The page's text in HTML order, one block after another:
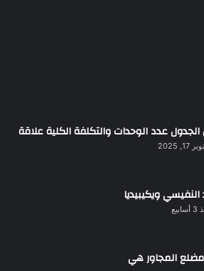
الجدول عدد الوحدات والتكلفة الكلية علاقة
2025
النفيسي ويكيبيديا
المجاور هي